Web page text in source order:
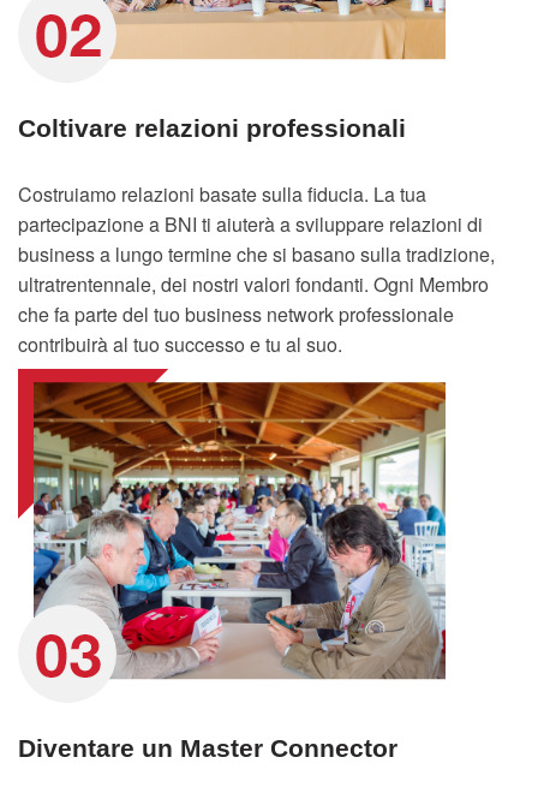
Coltivare relazioni professionali
Costruiamo relazioni basate sulla fiducia. La tua
partecipazione a BNI ti aiuterà a sviluppare relazioni di
business a lungo termine che si basano sulla tradizione,
ultratrentennale, dei nostri valori fondanti. Ogni Membro
che fa parte del tuo business network professionale
contribuirà al tuo successo e tu al suo.
Diventare un Master Connector